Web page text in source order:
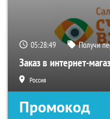
05:28:46 Получи
Заказ в интернет-
Россия
Промокод